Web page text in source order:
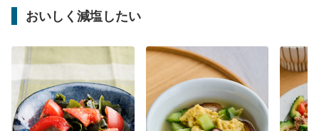
おいしく減塩したい